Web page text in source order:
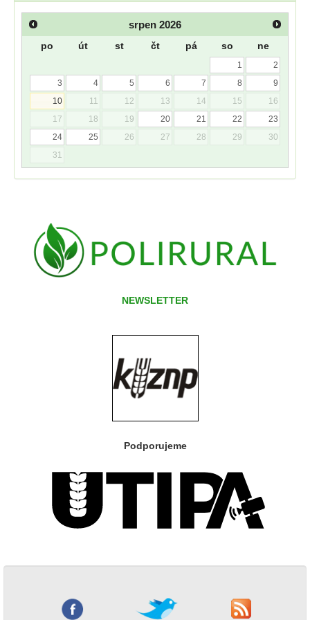
srpen 2026
po út st čt pá so ne
1
2
3
4 5 6 7 8
9
10
11 12 13 14 15
16
17
18 19 20 21 22
23
24
25 26 27 28 29
30
31
NEWSLETTER
Podporujeme